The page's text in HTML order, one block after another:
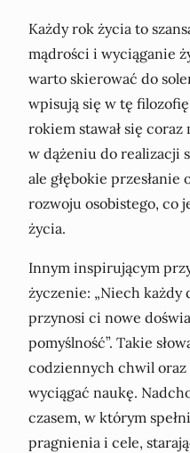
Każdy rok życia to
mądrości i wyciąganie
warto skierować do
wpisują się w tę
rokiem stawał się
w dążeniu do realizacji
ale głębokie
rozwoju osobistego, co
życia.
Innym inspirującym
życzenie: „Niech każdy
przynosi ci nowe
pomyślność”. Takie
codziennych chwil oraz
wyciągać naukę.
czasem, w którym
pragnienia i cele,